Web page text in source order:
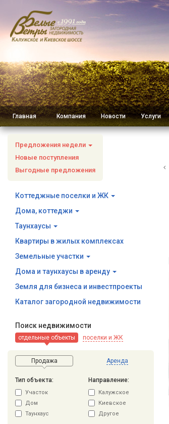
Главная Компания Новости Услуги
Предложения недели
Новые поступления
Выгодные предложения
Коттеджные поселки и ЖК
Дома, коттеджи
Таунхаусы
Квартиры в жилых комплексах
Земельные участки
Дома и таунхаусы в аренду
Земля для бизнеса и инвестпроекты
Каталог загородной недвижимости
Поиск недвижимости
отдельные объекты поселки и ЖК
Продажа Аренда
Тип объекта:
Участок
Дом
Таунхаус
Направление:
Калужское
Киевское
Другое